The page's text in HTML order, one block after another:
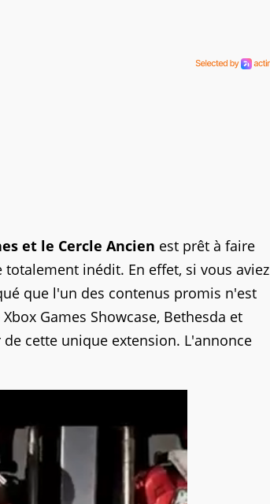
et le Cercle Ancien est prêt à faire
inédit. En effet, si vous aviez
que l'un des contenus promis n'est
Games Showcase, Bethesda et
cette unique extension. L'annonce